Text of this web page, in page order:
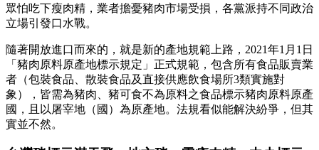
眾怕吃下瘦肉精，業者擔憂豬肉市場受損，各黨派持不同政治
立場引發口水戰。
隨著開放進口而來的，就是新的產地規範上路，2021年1月1日
「豬肉原料原產地標示規定」正式規範，包含所有食品販賣業
者（包裝食品、散裝食品及直接供應飲食場所3類實施對
象），皆需為豬肉、豬可食不為原料之食品標示豬肉原料原產
國，且以屠宰地（國）為原產地。法規看似能解決紛爭，但其
實並不然。